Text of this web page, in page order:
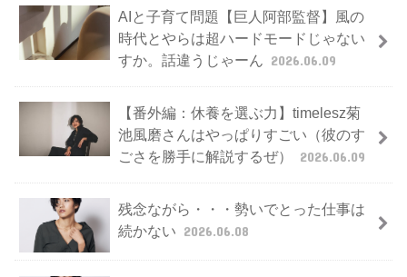
AIと子育て問題【巨人阿部監督】風の
時代とやらは超ハードモードじゃない
すか。話違うじゃーん 2026.06.09
【番外編：休養を選ぶ力】timelesz菊
池風磨さんはやっぱりすごい（彼のす
ごさを勝手に解説するぜ）
2026.06.09
残念ながら・・・勢いでとった仕事は
続かない 2026.06.08